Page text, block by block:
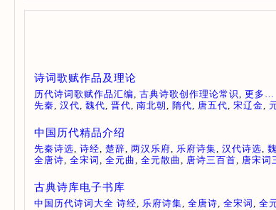
诗词歌赋作品及理论
历代诗词歌赋作品汇编, 古典诗歌创作理论常识, 更多…
先秦, 汉代, 魏代, 晋代, 南北朝, 隋代, 唐五代, 宋辽金,
中国历代精品介绍
先秦诗选, 诗经, 楚辞, 两汉乐府, 乐府诗集, 汉代诗选,
全唐诗, 全宋词 , 全元曲, 全元散曲, 唐诗三百首, 唐宋词
古典诗库电子书库
中国历代诗词大全 诗经, 乐府诗集, 全唐诗, 全宋词 , 全